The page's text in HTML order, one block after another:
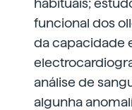
habituais;
funcional dos
da capacidade
análise de
algunha